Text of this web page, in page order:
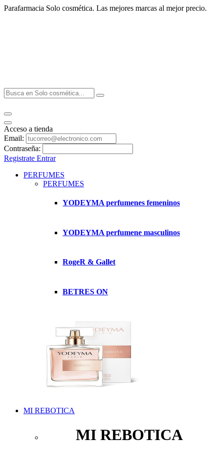
Parafarmacia Solo cosmética. Las mejores marcas al mejor precio.
Acceso a tienda
Email:
Contraseña:
Registrate Entrar
PERFUMES
PERFUMES
YODEYMA perfumenes femeninos
YODEYMA perfumene masculinos
RogeR & Gallet
BETRES ON
MI REBOTICA
MI REBOTICA